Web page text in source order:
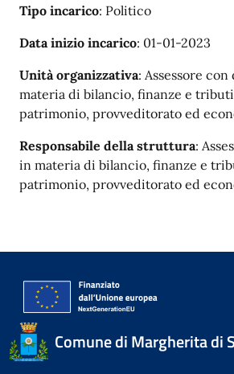
Tipo incarico: Politico
Data inizio incarico: 01-01-2023
Unità organizzativa: Assessore
materia di bilancio, finanze e
patrimonio, provveditorato ed
Responsabile della struttura:
in materia di bilancio, finanze e
patrimonio, provveditorato ed
Comune di Margherita di